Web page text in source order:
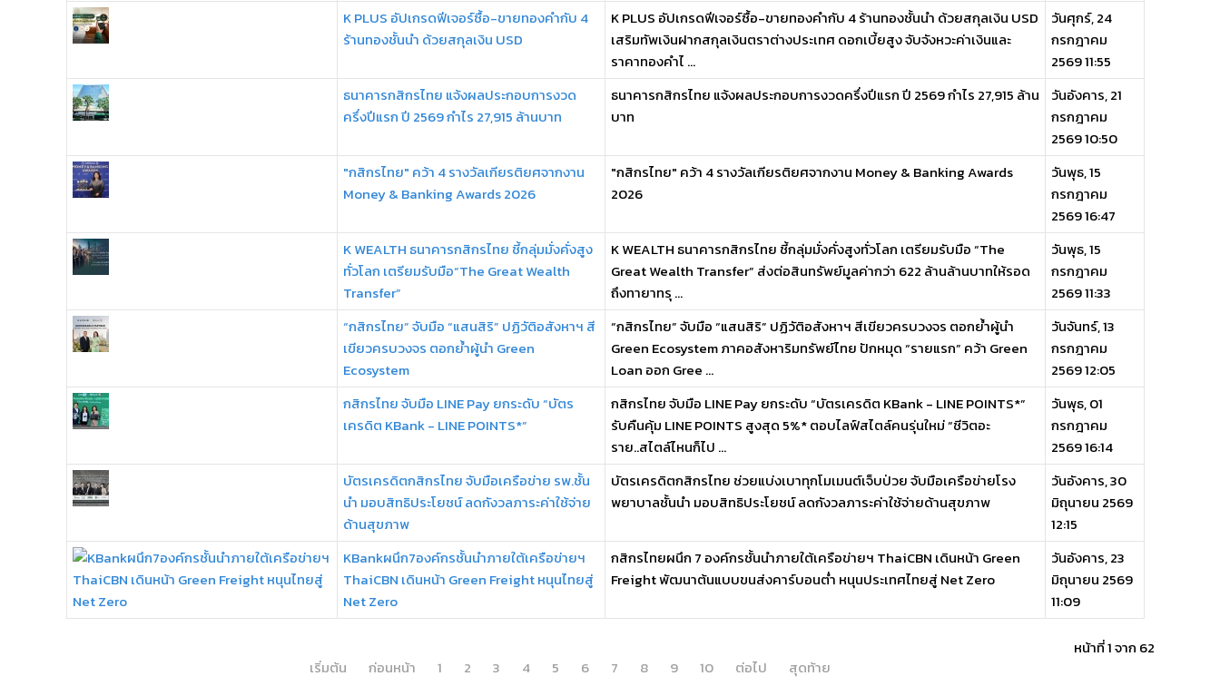
K PLUS อัปเกรดฟีเจอร์ซื้อ-ขายทองคำกับ 4
ร้านทองชั้นนำ ด้วยสกุลเงิน USD
K PLUS อัปเกรดฟีเจอร์ซื้อ-ขายทองคำกับ 4 ร้านทองชั้นนำ ด้วยสกุลเงิน USD
เสริมทัพเงินฝากสกุลเงินตราต่างประเทศ ดอกเบี้ยสูง จับจังหวะค่าเงินและ
ราคาทองคำไ ...
วันศุกร์, 24
กรกฎาคม
2569 11:55
ธนาคารกสิกรไทย แจ้งผลประกอบการงวด
ครึ่งปีแรก ปี 2569 กำไร 27,915 ล้านบาท
ธนาคารกสิกรไทย แจ้งผลประกอบการงวดครึ่งปีแรก ปี 2569 กำไร 27,915 ล้าน
บาท
วันอังคาร, 21
กรกฎาคม
2569 10:50
"กสิกรไทย" คว้า 4 รางวัลเกียรติยศจากงาน
Money & Banking Awards 2026
"กสิกรไทย" คว้า 4 รางวัลเกียรติยศจากงาน Money & Banking Awards
2026
วันพุธ, 15
กรกฎาคม
2569 16:47
K WEALTH ธนาคารกสิกรไทย ชี้กลุ่มมั่งคั่งสูง
ทั่วโลก เตรียมรับมือ“The Great Wealth
Transfer”
K WEALTH ธนาคารกสิกรไทย ชี้กลุ่มมั่งคั่งสูงทั่วโลก เตรียมรับมือ “The
Great Wealth Transfer” ส่งต่อสินทรัพย์มูลค่ากว่า 622 ล้านล้านบาทให้รอด
ถึงทายาทรุ ...
วันพุธ, 15
กรกฎาคม
2569 11:33
“กสิกรไทย” จับมือ “แสนสิริ” ปฏิวัติอสังหาฯ สี
เขียวครบวงจร ตอกย้ำผู้นำ Green
Ecosystem
“กสิกรไทย” จับมือ “แสนสิริ” ปฏิวัติอสังหาฯ สีเขียวครบวงจร ตอกย้ำผู้นำ
Green Ecosystem ภาคอสังหาริมทรัพย์ไทย ปักหมุด “รายแรก” คว้า Green
Loan ออก Gree ...
วันจันทร์, 13
กรกฎาคม
2569 12:05
กสิกรไทย จับมือ LINE Pay ยกระดับ “บัตร
เครดิต KBank - LINE POINTS*”
กสิกรไทย จับมือ LINE Pay ยกระดับ “บัตรเครดิต KBank - LINE POINTS*”
รับคืนคุ้ม LINE POINTS สูงสุด 5%* ตอบไลฟ์สไตล์คนรุ่นใหม่ “ชีวิตอะ
ราย..สไตล์ไหนก็ไป ...
วันพุธ, 01
กรกฎาคม
2569 16:14
บัตรเครดิตกสิกรไทย จับมือเครือข่าย รพ.ชั้น
นำ มอบสิทธิประโยชน์ ลดกังวลภาระค่าใช้จ่าย
ด้านสุขภาพ
บัตรเครดิตกสิกรไทย ช่วยแบ่งเบาทุกโมเมนต์เจ็บป่วย จับมือเครือข่ายโรง
พยาบาลชั้นนำ มอบสิทธิประโยชน์ ลดกังวลภาระค่าใช้จ่ายด้านสุขภาพ
วันอังคาร, 30
มิถุนายน 2569
12:15
KBankผนึก7องค์กรชั้นนำภายใต้เครือข่ายฯ
ThaiCBN เดินหน้า Green Freight หนุนไทยสู่
Net Zero
กสิกรไทยผนึก 7 องค์กรชั้นนำภายใต้เครือข่ายฯ ThaiCBN เดินหน้า Green
Freight พัฒนาต้นแบบขนส่งคาร์บอนต่ำ หนุนประเทศไทยสู่ Net Zero
วันอังคาร, 23
มิถุนายน 2569
11:09
หน้าที่ 1 จาก 62
เริ่มต้น
ก่อนหน้า 1 2 3 4 5 6 7 8 9 10 ต่อไป สุดท้าย